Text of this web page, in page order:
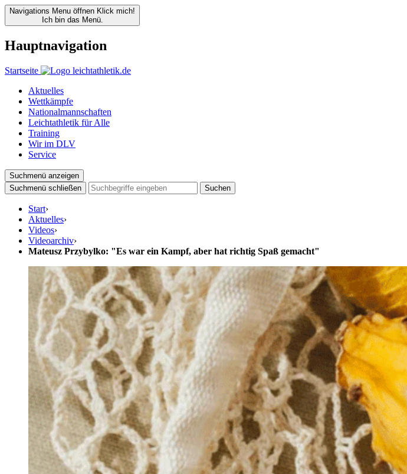
Navigations Menu öffnen Klick mich!
Ich bin das Menü.
Hauptnavigation
Startseite
Aktuelles
Wettkämpfe
Nationalmannschaften
Leichtathletik für Alle
Training
Wir im DLV
Service
Suchmenü anzeigen
Suchmenü schließen
Suchen
Start›
Aktuelles›
Videos›
Videoarchiv›
Mateusz Przybylko: "Es war ein Kampf, aber hat richtig Spaß gemacht"